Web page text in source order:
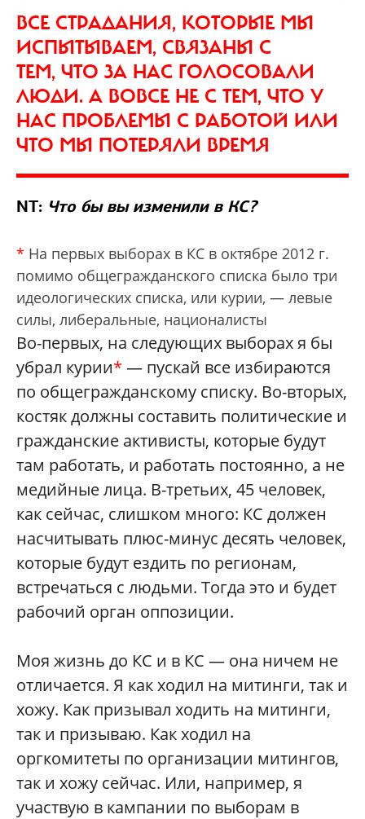
ВСЕ СТРАДАНИЯ, КОТОРЫЕ МЫ
ИСПЫТЫВАЕМ, СВЯЗАНЫ С
ТЕМ, ЧТО ЗА НАС ГОЛОСОВАЛИ
ЛЮДИ. А ВОВСЕ НЕ С ТЕМ, ЧТО У
НАС ПРОБЛЕМЫ С РАБОТОЙ ИЛИ
ЧТО МЫ ПОТЕРЯЛИ ВРЕМЯ
NT: Что бы вы изменили в КС?
* На первых выборах в КС в октябре 2012 г.
помимо общегражданcкого списка было три
идеологических списка, или курии, — левые
силы, либеральные, националисты
Во-первых, на следующих выборах я бы
убрал курии* — пускай все избираются
по общегражданскому списку. Во-вторых,
костяк должны составить политические и
гражданские активисты, которые будут
там работать, и работать постоянно, а не
медийные лица. В-третьих, 45 человек,
как сейчас, слишком много: КС должен
насчитывать плюс-минус десять человек,
которые будут ездить по регионам,
встречаться с людьми. Тогда это и будет
рабочий орган оппозиции.
Моя жизнь до КС и в КС — она ничем не
отличается. Я как ходил на митинги, так и
хожу. Как призывал ходить на митинги,
так и призываю. Как ходил на
оргкомитеты по организации митингов,
так и хожу сейчас. Или, например, я
участвую в кампании по выборам в